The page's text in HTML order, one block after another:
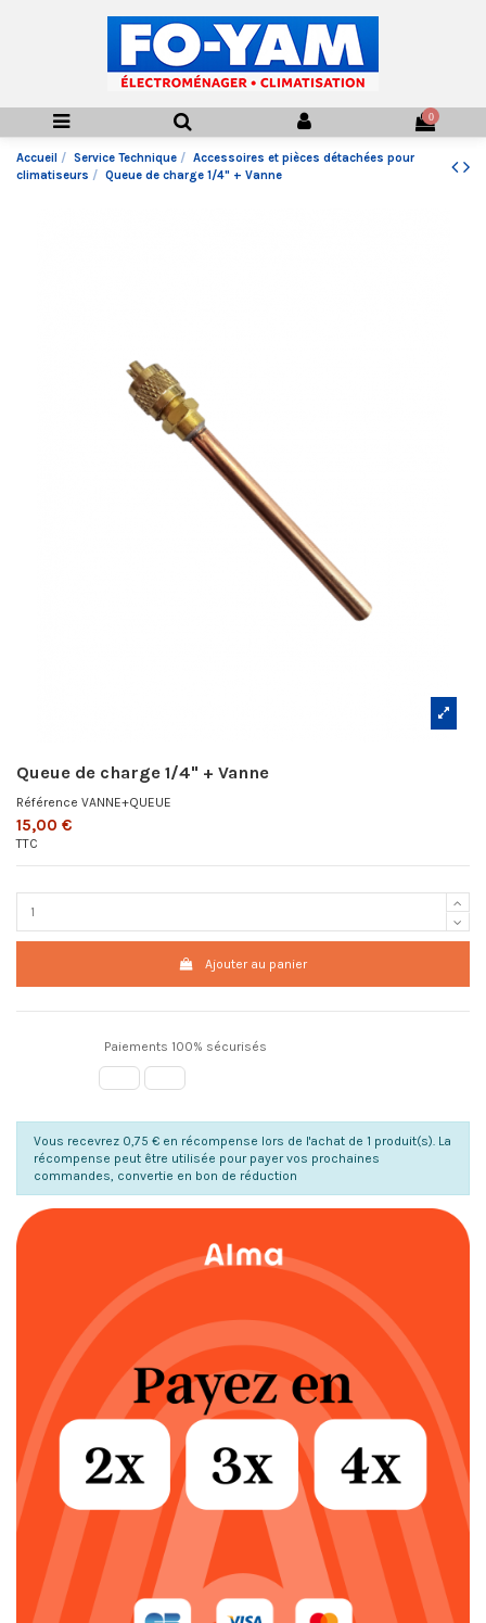
0
Accueil Service Technique
Accessoires et pièces détachées pour
climatiseurs
Queue de charge 1/4" + Vanne
Queue de charge 1/4" + Vanne
Référence VANNE+QUEUE
15,00 €
TTC
Ajouter au panier
Paiements 100% sécurisés
Vous recevrez 0,75 € en récompense lors de l'achat de 1 produit(s). La
récompense peut être utilisée pour payer vos prochaines
commandes, convertie en bon de réduction